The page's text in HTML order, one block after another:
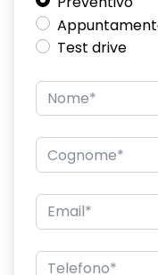
Driver Display digitale
Eco Mode, Start and
Emergency call
compatibile 2G/3G o
Frenata di emergenza
HARM07
Hill descent control
Test drive